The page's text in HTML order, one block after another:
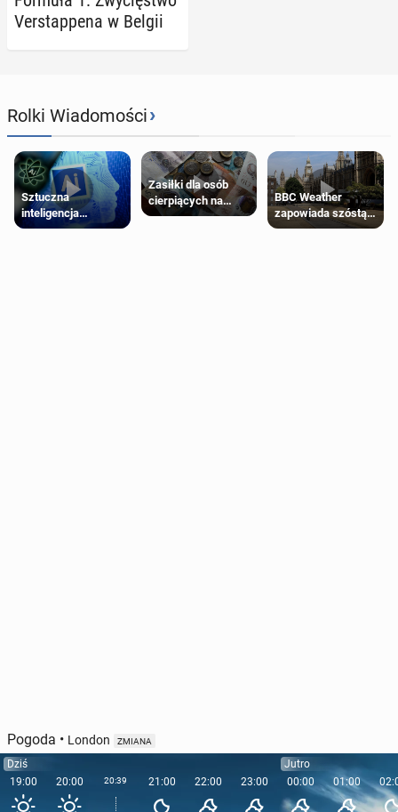
Ver­stap­pe­na w Belgii
Rolki Wiadomości›
Sztuczna
inteligencja
próbowała oszukać
Zasiłki dla osób
cierpiących na
schorzenia
BBC Weather
zapowiada szóstą
falę upałów w
Pogoda • London ZMIANA
Dziś
19:00
20:00 20:39 21:00 22:00 23:00
Jutro
00:00
01:00